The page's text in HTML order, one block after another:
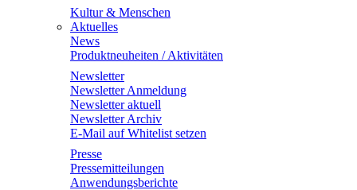
Kultur & Menschen
Aktuelles
News
Produktneuheiten / Aktivitäten
Newsletter
Newsletter Anmeldung
Newsletter aktuell
Newsletter Archiv
E-Mail auf Whitelist setzen
Presse
Pressemitteilungen
Anwendungsberichte